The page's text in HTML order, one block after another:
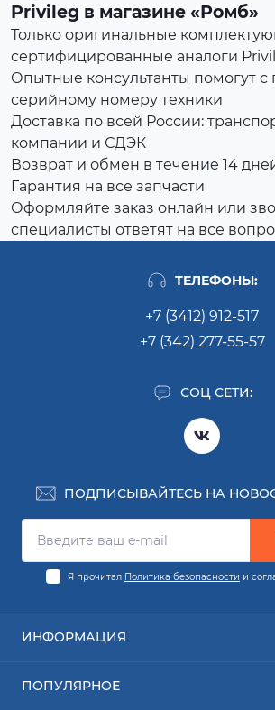
Privileg в магазине «Ромб»
Только оригинальные
сертифицированные аналоги
Опытные консультанты помогут
серийному номеру техники
Доставка по всей России:
компании и СДЭК
Возврат и обмен в течение 14
Гарантия на все запчасти
Оформляйте заказ онлайн или
специалисты ответят на все
ТЕЛЕФОНЫ:
+7 (3412) 912-517
+7 (342) 277-55-57
СОЦ СЕТИ:
ПОДПИСЫВАЙТЕСЬ НА
Я прочитал Политика безопасности и
ИНФОРМАЦИЯ
Заявка на ремонт
ПОПУЛЯРНОЕ